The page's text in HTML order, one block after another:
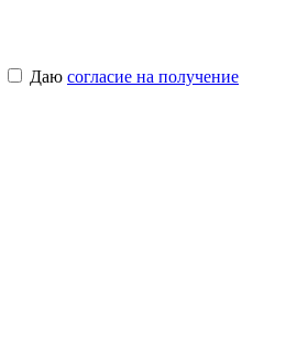
Даю согласие на получение